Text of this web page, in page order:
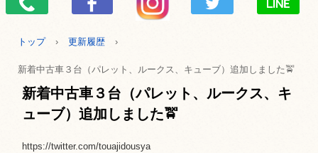
トップ › 更新履歴 ›
新着中古車３台（パレット、ルークス、キューブ）追加しました🚖
新着中古車３台（パレット、ルークス、キ
ューブ）追加しました🚖
https://twitter.com/touajidousya